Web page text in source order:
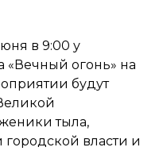
в 9:00 у
«Вечный огонь» на
будут
тыла,
власти и